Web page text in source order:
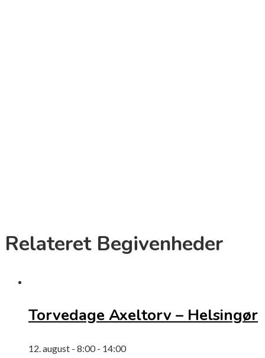
Relateret Begivenheder
Torvedage Axeltorv – Helsingør
12. august - 8:00- 14:00